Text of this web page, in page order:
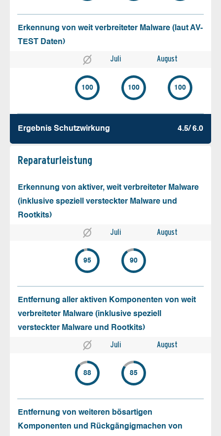
Erkennung von weit verbreiteter Malware (laut AV-
TEST Daten)
Juli August
100 100 100
Ergebnis Schutz­wirkung 4.5/ 6.0
Reparatur­leistung
Erkennung von aktiver, weit verbreiteter Malware
(inklusive speziell versteckter Malware und
Rootkits)
Juli August
95 90
Entfernung aller aktiven Komponenten von weit
verbreiteter Malware (inklusive speziell
versteckter Malware und Rootkits)
Juli August
88 85
Entfernung von weiteren bösartigen
Komponenten und Rückgängigmachen von